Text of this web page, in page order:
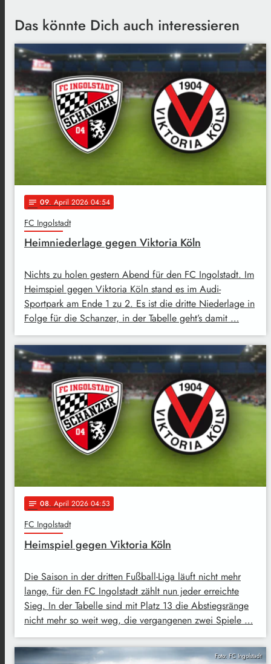
Das könnte Dich auch interessieren
notes 09. April 2026 04:54
FC Ingolstadt
Heimniederlage gegen Viktoria Köln
Nichts zu holen gestern Abend für den FC Ingolstadt. Im
Heimspiel gegen Viktoria Köln stand es im Audi-
Sportpark am Ende 1 zu 2. Es ist die dritte Niederlage in
Folge für die Schanzer, in der Tabelle geht’s damit …
notes 08. April 2026 04:53
FC Ingolstadt
Heimspiel gegen Viktoria Köln
Die Saison in der dritten Fußball-Liga läuft nicht mehr
lange, für den FC Ingolstadt zählt nun jeder erreichte
Sieg. In der Tabelle sind mit Platz 13 die Abstiegsränge
nicht mehr so weit weg, die vergangenen zwei Spiele …
Foto: FC Ingolstadt